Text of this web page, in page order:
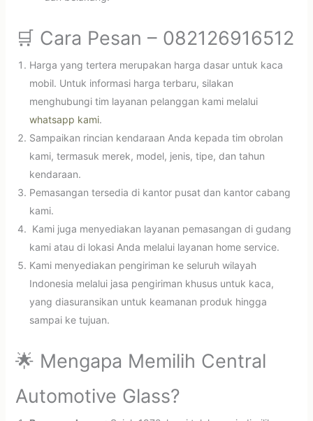
🛒 Cara Pesan – 082126916512
Harga yang tertera merupakan harga dasar untuk kaca
mobil. Untuk informasi harga terbaru, silakan
menghubungi tim layanan pelanggan kami melalui
whatsapp kami.
Sampaikan rincian kendaraan Anda kepada tim obrolan
kami, termasuk merek, model, jenis, tipe, dan tahun
kendaraan.
Pemasangan tersedia di kantor pusat dan kantor cabang
kami.
Kami juga menyediakan layanan pemasangan di gudang
kami atau di lokasi Anda melalui layanan home service.
Kami menyediakan pengiriman ke seluruh wilayah
Indonesia melalui jasa pengiriman khusus untuk kaca,
yang diasuransikan untuk keamanan produk hingga
sampai ke tujuan.
🌟 Mengapa Memilih Central
Automotive Glass?